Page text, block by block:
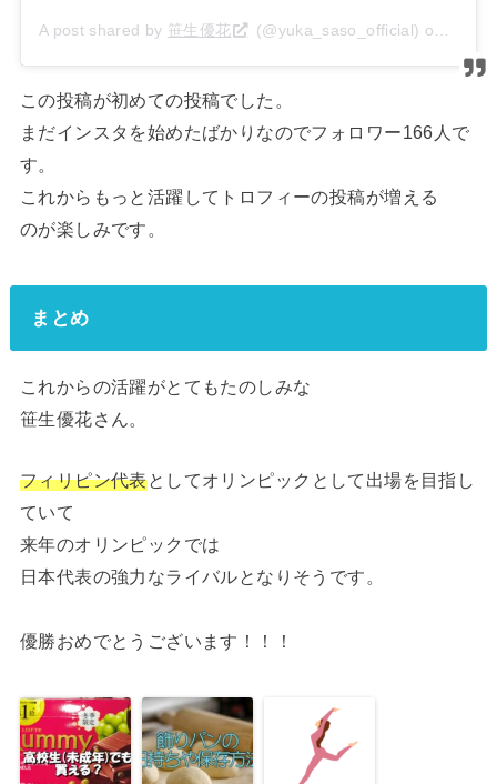
A post shared by 笹生優花 (@yuka_saso_official) on
この投稿が初めての投稿でした。
まだインスタを始めたばかりなのでフォロワー166人で
す。
これからもっと活躍してトロフィーの投稿が増える
のが楽しみです。
まとめ
これからの活躍がとてもたのしみな
笹生優花さん。
フィリピン代表としてオリンピックとして出場を目指し
ていて
来年のオリンピックでは
日本代表の強力なライバルとなりそうです。
優勝おめでとうございます！！！